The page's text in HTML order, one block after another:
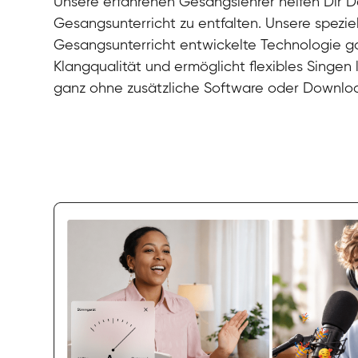
Gesangsunterricht zu entfalten. Unsere
Gesangsunterricht entwickelte Technologie
Klangqualität und ermöglicht flexibles
ganz ohne zusätzliche Software oder